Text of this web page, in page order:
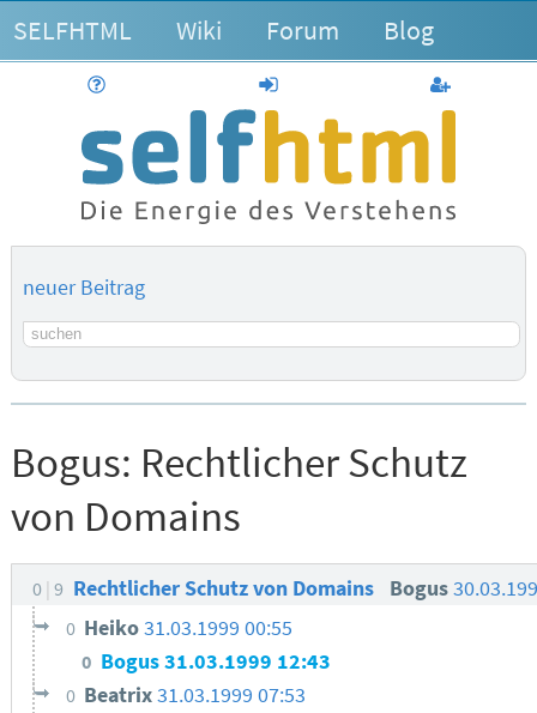
SELFHTML Wiki Forum Blog
anmelden
neuer Beitrag
Suchbegriff
Bogus: Rechtlicher Schutz
von Domains
0 9 Rechtlicher Schutz von Domains Bogus
0 Heiko31.03.1999 00:55
0 Bogus31.03.1999 12:43
0 Beatrix31.03.1999 07:53